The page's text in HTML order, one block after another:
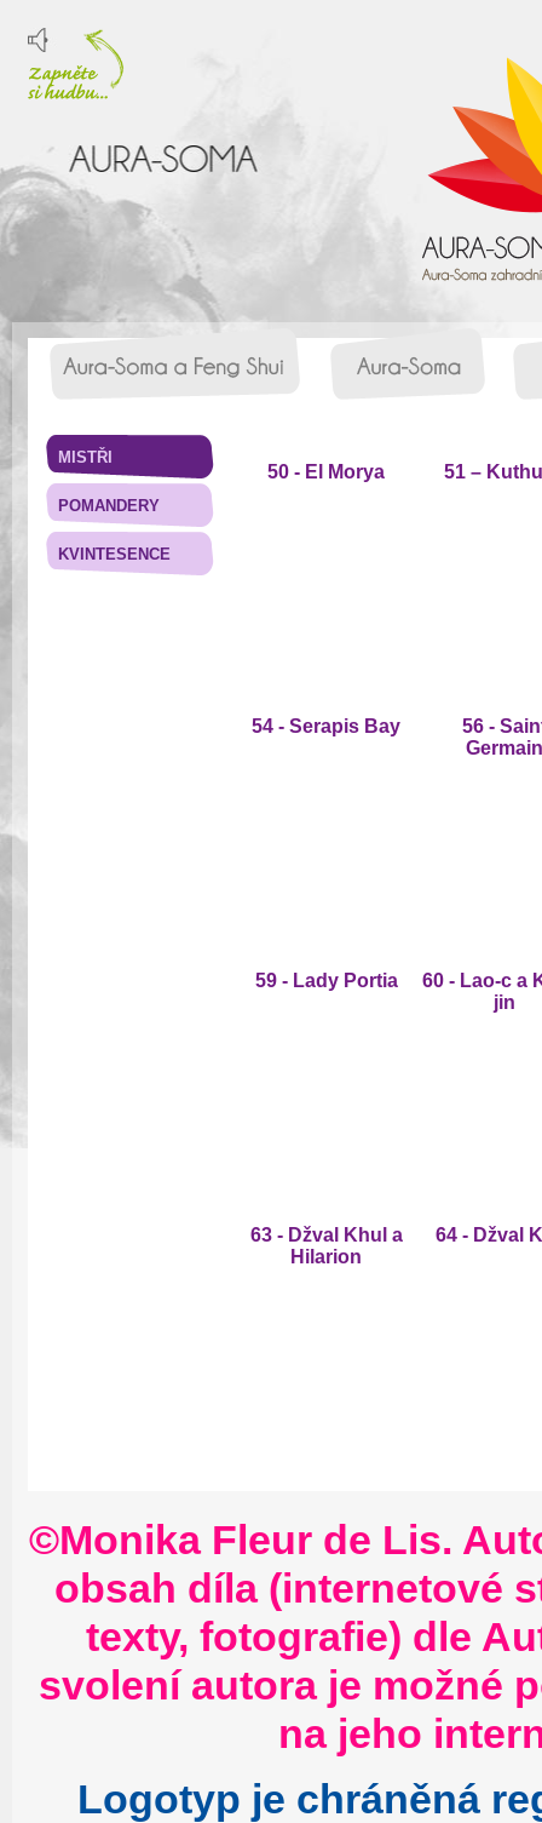
MISTŘI
POMANDERY
KVINTESENCE
50 - El Morya 51 –
54 - Serapis Bay
56 -
Germain
59 - Lady Portia
60 - Lao-c a
jin
63 - Džval Khul a
Hilarion
64 - Džval
©Monika Fleur de Lis.
obsah díla (internetové
texty, fotografie) dle
svolení autora je možné
na jeho
Logotyp je chráněná